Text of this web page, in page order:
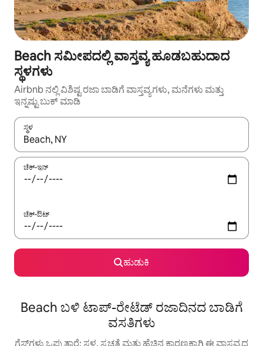
Beach ಸಮೀಪದಲ್ಲಿ ವಾಸ್ತವ್ಯ ಹೂಡಬಹುದಾದ
ಸ್ಥಳಗಳು
Airbnb ನಲ್ಲಿ ವಿಶಿಷ್ಟ ರಜಾ ಬಾಡಿಗೆ ವಾಸ್ತವ್ಯಗಳು, ಮನೆಗಳು ಮತ್ತು
ಇನ್ನಷ್ಟು ಬುಕ್ ಮಾಡಿ
ಸ್ಥಳ
ಫಲಿತಾಂಶಗಳು ಲಭ್ಯವಿರುವಾಗ, ಅಪ್ ಮತ್ತು ಡೌನ್ ಬಾಣದ ಕೀಲಿಗಳೊಂದಿಗೆ
ಚೆಕ್-ಇನ್
ಚೆಕ್-ಔಟ್
ಹುಡುಕಿ
Beach ಬಳಿ ಟಾಪ್-ರೇಟೆಡ್ ರಜಾದಿನದ ಬಾಡಿಗೆ
ವಸತಿಗಳು
ಗೆಸ್ಟ್‌ಗಳು ಒಪ್ಪುತ್ತಾರೆ: ಸ್ಥಳ, ಸ್ವಚ್ಛತೆ ಮತ್ತು ಹೆಚ್ಚಿನ ಕಾರಣಕ್ಕಾಗಿ ಈ ವಾಸ್ತವ್ಯದ